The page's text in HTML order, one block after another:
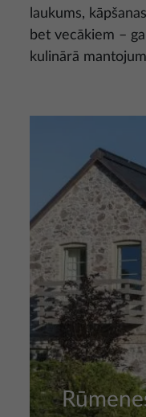
laukums,
bet vecākiem –
kulinārā